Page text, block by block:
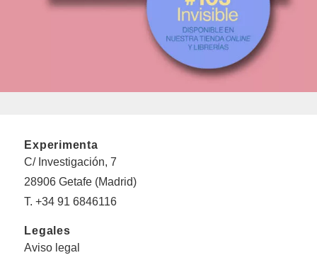
Experimenta
C/ Investigación, 7
28906 Getafe (Madrid)
T. +34 91 6846116
Legales
Aviso legal